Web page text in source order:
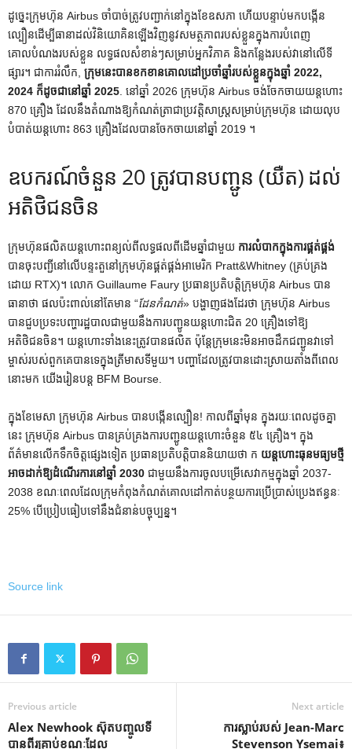
ដូច្នេះក្រុមហ៊ុន Airbus ចាំបាច់ត្រូវបញ្ជាក់នៅក្នុងខែឧសភា ហើយបន្ទាប់មកបង្កើន
ល្បឿនដើម្បីធានាដល់វិនិយោគិនឡើងវិញនូវសមត្ថភាពរបស់ខ្លួនក្នុងការបំពេញ
គោលបំណងរបស់ខ្លួន លទ្ធផលសំខាន់ៗសម្រាប់អ្នកវិភាគ និងកន្លែងរបស់វានៅលើទី
ផ្សារ។ ជា​ការ​រំលឹក, ក្រុមនេះបានខកខានគោលដៅប្រចាំឆ្នាំរបស់ខ្លួនក្នុងឆ្នាំ 2022,
2024 ក៏ដូចជានៅឆ្នាំ 2025 . នៅឆ្នាំ 2026 ក្រុមហ៊ុន Airbus ចង់ចែកចាយយន្តហោះ
870 គ្រឿង ដែលនឹងតំណាងឱ្យកំណត់ត្រាជាប្រវត្តិសាស្ត្រសម្រាប់ក្រុមហ៊ុន ដោយលុប
បំបាត់យន្តហោះ 863 គ្រឿងដែលបានចែកចាយនៅឆ្នាំ 2019 ។
ឧបករណ៍ចំនួន 20 ត្រូវបានបញ្ជូន (យឺត) ដល់
អតិថិជនចិន
ក្រុមហ៊ុនផលិតយន្តហោះពន្យល់ពីលទ្ធផលពីដើមឆ្នាំជាមួយ ការលំបាកក្នុងការផ្គត់ផ្គង់
បានចុះបញ្ជីនៅលើបន្ទះតួនៅក្រុមហ៊ុនផ្គត់ផ្គង់អាមេរិក Pratt&Whitney (គ្រប់គ្រង
ដោយ RTX)។ លោក Guillaume Faury ប្រធានប្រតិបត្តិក្រុមហ៊ុន Airbus បាន
ធានាថា ផលប៉ះពាល់នៅតែមាន “ដែនកំណត់» បង្ហាញផងដែរថា ក្រុមហ៊ុន Airbus
បានជួបប្រទះបញ្ហារដ្ឋបាលជាមួយនឹងការបញ្ជូនយន្តហោះជិត 20 គ្រឿងទៅឱ្យ
អតិថិជនចិន។ យន្តហោះទាំងនេះត្រូវបានផលិត ប៉ុន្តែក្រុមនេះមិនអាចដឹកជញ្ជូនវាទៅ
ម្ចាស់របស់ពួកគេបានទេក្នុងត្រីមាសទីមួយ។ បញ្ហាដែលត្រូវបានដោះស្រាយតាំងពីពេល
នោះមក យើងរៀនបន្ត BFM Bourse
ក្នុងខែមេសា ក្រុមហ៊ុន Airbus បានបង្កើនល្បឿន! កាល​ពី​ឆ្នាំ​មុន ក្នុង​រយៈ​ពេល​ដូច​គ្នា​
នេះ ក្រុមហ៊ុន Airbus បាន​គ្រប់គ្រង​ការ​បញ្ជូន​យន្តហោះ​ចំនួន ៥៤ គ្រឿង។ ក្នុង​
ព័ត៌មាន​លើក​ទឹកចិត្ត​ផ្សេង​ទៀត ប្រធាន​ប្រតិបត្តិ​បាន​និយាយ​ថា ក យន្តហោះធុនមធ្យមថ្មី
អាចដាក់ឱ្យដំណើរការនៅឆ្នាំ 2030 ជាមួយនឹងការចូលបម្រើសេវាកម្មក្នុងឆ្នាំ 2037-
2038 ខណៈពេលដែលក្រុមកំពុងកំណត់គោលដៅកាត់បន្ថយការប្រើប្រាស់ប្រេងឥន្ធនៈ
25% បើប្រៀបធៀបទៅនឹងជំនាន់បច្ចុប្បន្ន។
Source link
Previous article
Alex Newhook ស៊ុត​បញ្ចូល​ទី​
បាន​ពីរ​គ្រាប់​ខណៈ​ដែល
Next article
ការស្លាប់របស់ Jean-Marc
Stevenson Ysemai៖